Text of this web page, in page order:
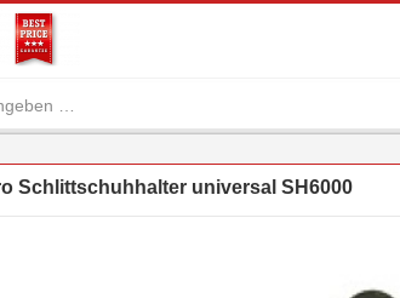
Schlittschuhhalter universal SH6000